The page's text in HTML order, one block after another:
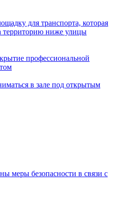
для транспорта, которая
территорию ниже улицы
профессиональной
в зале под открытым
меры безопасности в связи с